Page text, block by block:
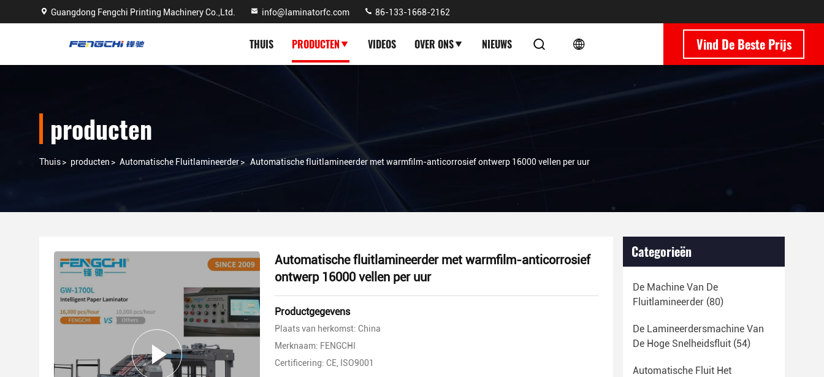
Guangdong Fengchi Printing Machinery Co.,Ltd. info@laminatorfc.com 86-133-1668-2162
THUIS PRODUCTEN VIDEOS OVER ONS NIEUWS Vind De Beste Prijs
producten
Thuis> producten > Automatische Fluitlamineerder> Automatische fluitlamineerder met warmfilm-anticorrosief ontwerp 16000 vellen per uur
Automatische fluitlamineerder met warmfilm-anticorrosief
ontwerp 16000 vellen per uur
Productgegevens
Plaats van herkomst: China
Merknaam: FENGCHI
Certificering: CE, ISO9001
Categorieën
De Machine Van De
Fluitlamineerder (80)
De Lamineerdersmachine Van
De Hoge Snelheidsfluit (54)
Automatische Fluit Het